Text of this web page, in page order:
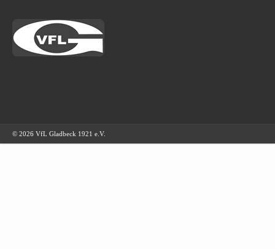
© 2026 VfL Gladbeck 1921 e.V.